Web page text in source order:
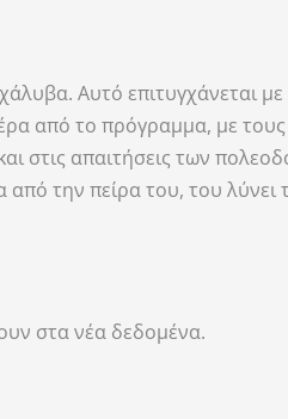
Αυτό επιτυγχάνεται
από το πρόγραμμα, με τους
στις απαιτήσεις των
την πείρα του, του λύνει
στα νέα δεδομένα.